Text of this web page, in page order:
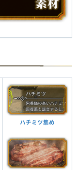
ハチミツ集め